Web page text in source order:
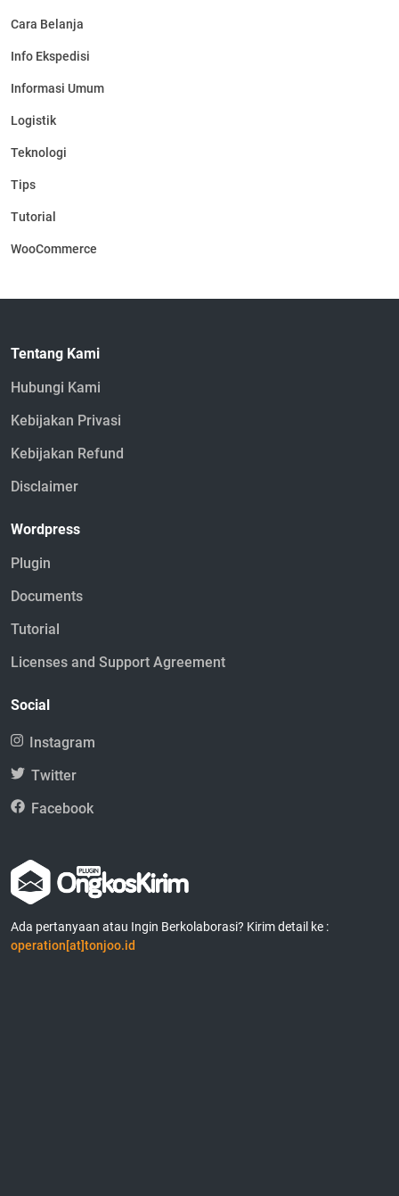
Cara Belanja
Info Ekspedisi
Informasi Umum
Logistik
Teknologi
Tips
Tutorial
WooCommerce
Tentang Kami
Hubungi Kami
Kebijakan Privasi
Kebijakan Refund
Disclaimer
Wordpress
Plugin
Documents
Tutorial
Licenses and Support Agreement
Social
Instagram
Twitter
Facebook
Ada pertanyaan atau Ingin Berkolaborasi? Kirim detail ke :
operation[at]tonjoo.id